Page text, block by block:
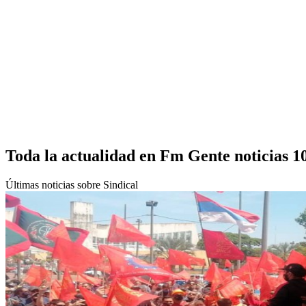
Toda la actualidad en Fm Gente noticias
Últimas noticias sobre Sindical